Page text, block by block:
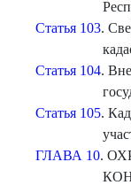
Статья 103.
Статья 104.
Статья 105.
ГЛАВА 10.